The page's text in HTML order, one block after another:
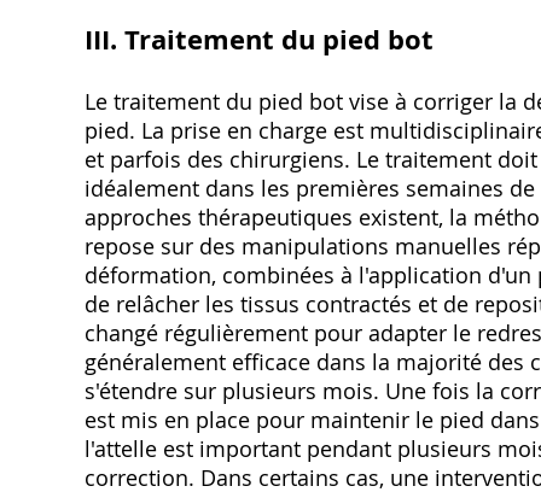
III. Traitement du pied bot
Le traitement du pied bot vise à corriger la
pied. La prise en charge est
et parfois des chirurgiens. Le traitement
idéalement dans les premières semaines
approches thérapeutiques existent, la
repose sur des manipulations manuelles
déformation, combinées à l'application
de relâcher les tissus contractés et de
changé régulièrement pour adapter le
généralement efficace dans la majorité des
s'étendre sur plusieurs mois. Une fois la
est mis en place pour maintenir le pied
l'attelle est important pendant plusieurs
correction. Dans certains cas, une